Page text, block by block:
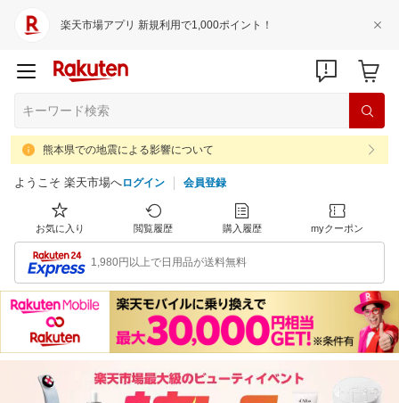
楽天市場アプリ 新規利用で1,000ポイント！
熊本県での地震による影響について
ようこそ 楽天市場へログイン 会員登録
お気に入り 閲覧履歴 購入履歴 myクーポン
1,980円以上で日用品が送料無料